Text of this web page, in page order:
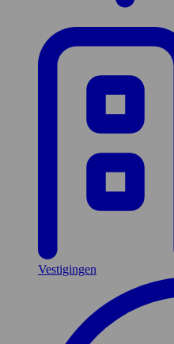
Vestigingen